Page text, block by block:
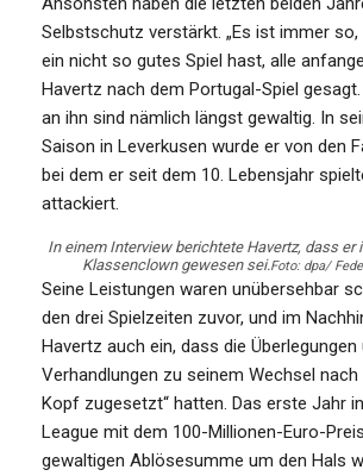
Selbstschutz verstärkt. „Es ist immer
ein nicht so gutes Spiel hast, alle
Havertz nach dem Portugal-Spiel
an ihn sind nämlich längst gewaltig. In
Saison in Leverkusen wurde er von den
bei dem er seit dem 10. Lebensjahr
attackiert.
In einem Interview berichtete Havertz, dass er
Klassenclown gewesen sei.Foto: dpa/
Seine Leistungen waren unübersehbar
den drei Spielzeiten zuvor, und im
Havertz auch ein, dass die Überlegungen
Verhandlungen zu seinem Wechsel nach
Kopf zugesetzt“ hatten. Das erste Jahr
League mit dem 100-Millionen-Euro-
gewaltigen Ablösesumme um den Hals